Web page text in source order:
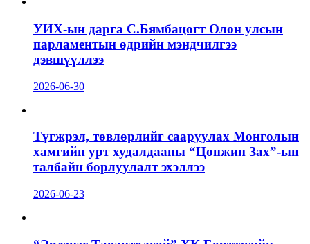
УИХ-ын дарга С.Бямбацогт Олон улсын
парламентын өдрийн мэндчилгээ
дэвшүүллээ
2026-06-30
Түгжрэл, төвлөрлийг сааруулах Монголын
хамгийн урт худалдааны “Цонжин Зах”-ын
талбайн борлуулалт эхэллээ
2026-06-23